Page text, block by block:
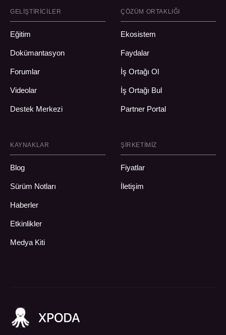
GELIŞTIRICILER
Eğitim
Dokümantasyon
Forumlar
Videolar
Destek Merkezi
ÇÖZÜM ORTAKLIĞI
Ekosistem
Faydalar
İş Ortağı Ol
İş Ortağı Bul
Partner Portal
KAYNAKLAR
Blog
Sürüm Notları
Haberler
Etkinlikler
Medya Kiti
ŞIRKETIMIZ
Fiyatlar
İletişim